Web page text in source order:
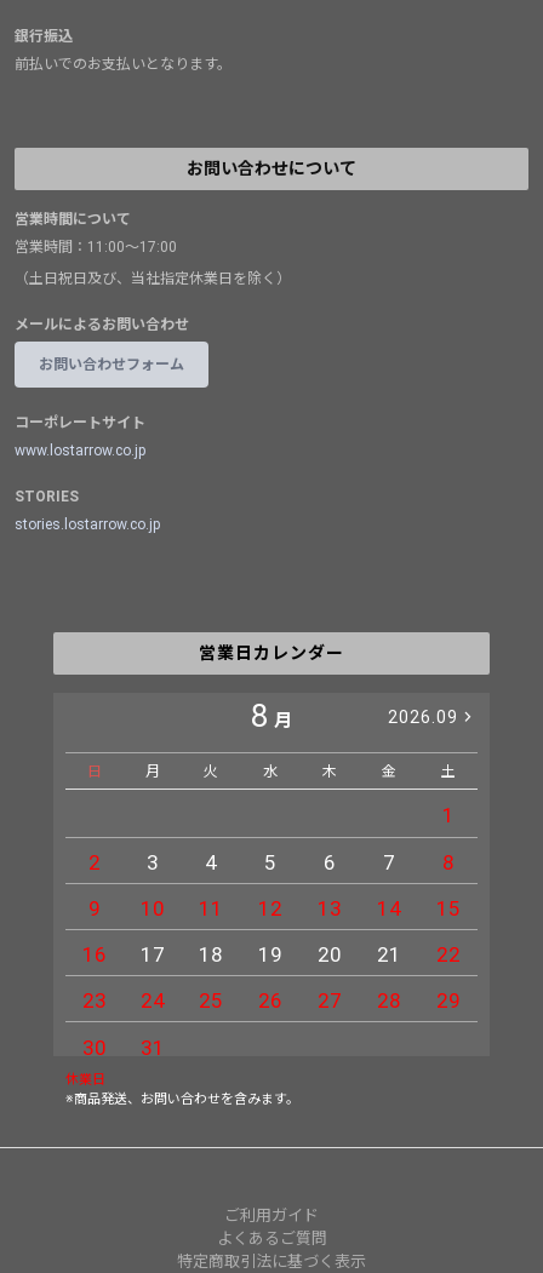
銀行振込
前払いでのお支払いとなります。
お問い合わせについて
営業時間について
営業時間：11:00～17:00
（土日祝日及び、当社指定休業日を除く）
メールによるお問い合わせ
お問い合わせフォーム
コーポレートサイト
www.lostarrow.co.jp
STORIES
stories.lostarrow.co.jp
営業日カレンダー
8 月 2026.09
日 月 火 水 木 金 土
1
2
3 4 5 6 7
8
9
10 11 12 13 14
15
16
17 18 19 20 21
22
23
24 25 26 27 28
29
30
31
休業日
※商品発送、お問い合わせを含みます。
ご利用ガイド
よくあるご質問
特定商取引法に基づく表示